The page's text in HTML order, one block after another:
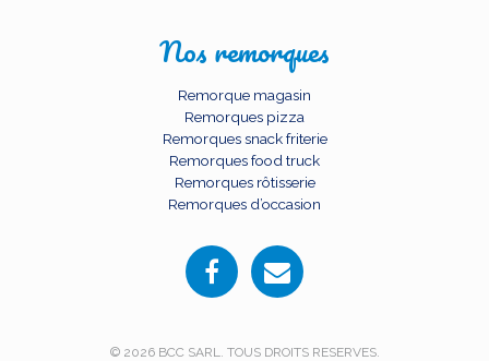
Nos remorques
Remorque magasin
Remorques pizza
Remorques snack friterie
Remorques food truck
Remorques rôtisserie
Remorques d’occasion
© 2026 BCC SARL. TOUS DROITS RESERVES.